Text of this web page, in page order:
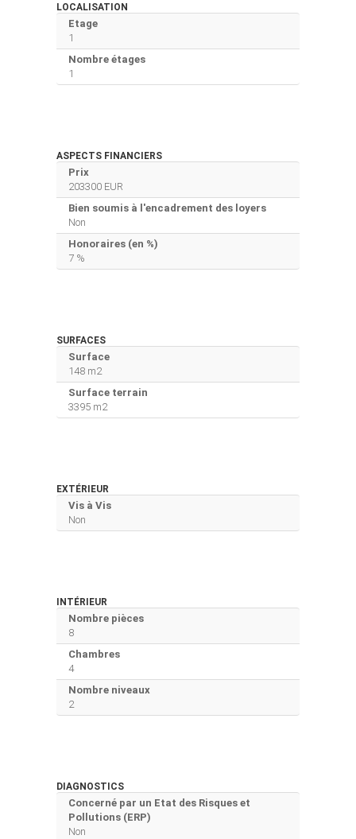
LOCALISATION
Etage
1
Nombre étages
1
ASPECTS FINANCIERS
Prix
203300 EUR
Bien soumis à l'encadrement des loyers
Non
Honoraires (en %)
7 %
SURFACES
Surface
148 m2
Surface terrain
3395 m2
EXTÉRIEUR
Vis à Vis
Non
INTÉRIEUR
Nombre pièces
8
Chambres
4
Nombre niveaux
2
DIAGNOSTICS
Concerné par un Etat des Risques et
Pollutions (ERP)
Non